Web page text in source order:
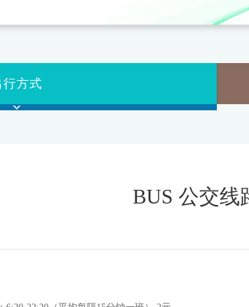
行方式
BUS 公交线